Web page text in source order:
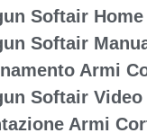
Softair Home
Softair
Armi
Softair Video
Armi